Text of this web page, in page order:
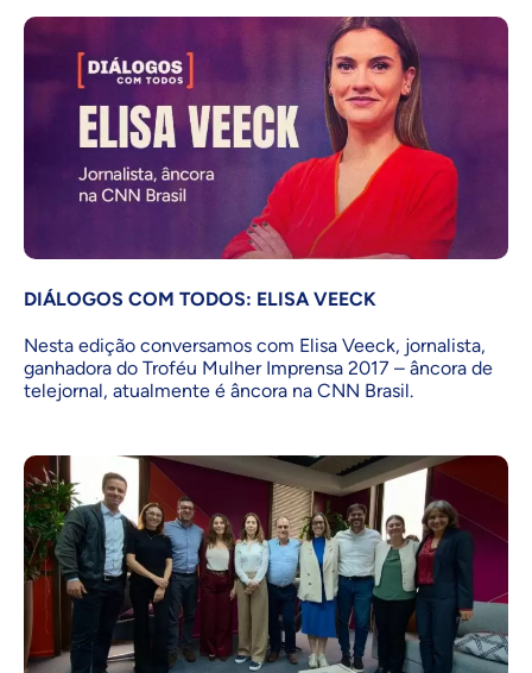
DIÁLOGOS COM TODOS: ELISA VEECK
Nesta edição conversamos com Elisa Veeck, jornalista,
ganhadora do Troféu Mulher Imprensa 2017 – âncora de
telejornal, atualmente é âncora na CNN Brasil.